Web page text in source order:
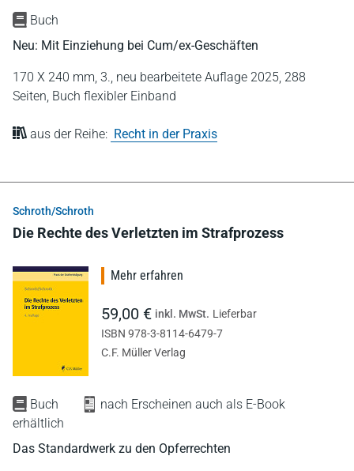
Buch
Neu: Mit Einziehung bei Cum/ex-Geschäften
170 X 240 mm, 3., neu bearbeitete Auflage 2025, 288
Seiten, Buch flexibler Einband
aus der Reihe: Recht in der Praxis
Schroth/Schroth
Die Rechte des Verletzten im Strafprozess
Buch
nach Erscheinen auch als E-Book
erhältlich
Das Standardwerk zu den Opferrechten
Mehr erfahren
59,00 € inkl. MwSt. Lieferbar
ISBN 978-3-8114-6479-7
C.F. Müller Verlag